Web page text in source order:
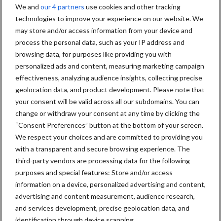
We and our 4 partners use cookies and other tracking
technologies to improve your experience on our website. We
may store and/or access information from your device and
process the personal data, such as your IP address and
browsing data, for purposes like providing you with
personalized ads and content, measuring marketing campaign
effectiveness, analyzing audience insights, collecting precise
geolocation data, and product development. Please note that
your consent will be valid across all our subdomains. You can
change or withdraw your consent at any time by clicking the
“Consent Preferences” button at the bottom of your screen.
We respect your choices and are committed to providing you
with a transparent and secure browsing experience. The
third-party vendors are processing data for the following
purposes and special features: Store and/or access
information on a device, personalized advertising and content,
advertising and content measurement, audience research,
and services development, precise geolocation data, and
“Vraag naar praktische
hygieneoplossingen is in
Polen groter dan ooit”
Drie Franse bedrijven over
de grens van 14.000
kilogram melk
Pöttinger introduceert
compacte dubbelrotor-
zwadhark in de hef
Themapagina's